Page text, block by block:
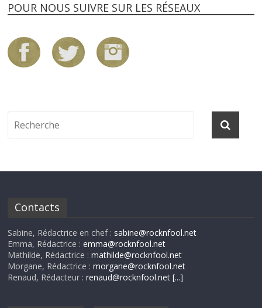
POUR NOUS SUIVRE SUR LES RÉSEAUX
Contacts
Sabine, Rédactrice en chef : sabine@rocknfool.net
Emma, Rédactrice :emma@rocknfool.net
Mathilde, Rédactrice :mathilde@rocknfool.net
Morgane, Rédactrice :morgane@rocknfool.net
Renaud, Rédacteur :renaud@rocknfool.net [...]